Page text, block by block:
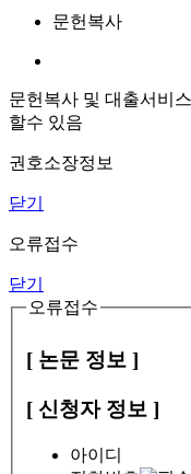
문헌복사
문헌복사 및 대출서비
할수 있음
권호소장정보
닫기
오류접수
닫기
오류접수
[ 논문 정보 ]
[ 신청자 정보 ]
아이디